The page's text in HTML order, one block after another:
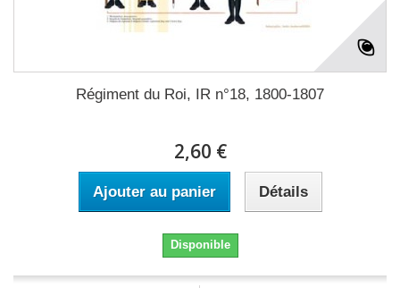
Régiment du Roi, IR n°18, 1800-1807
2,60 €
Ajouter au panier Détails
Disponible